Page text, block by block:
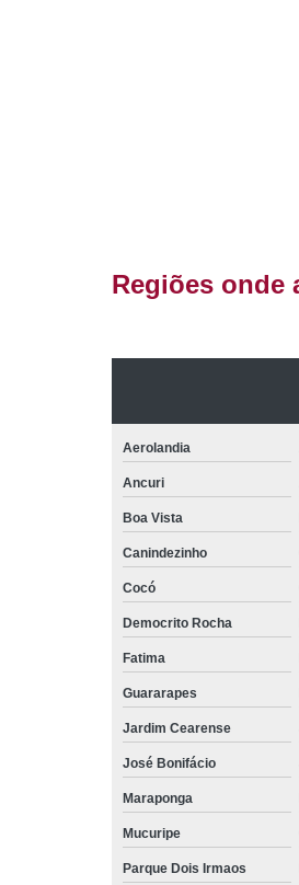
Regiões onde
Aerolandia
Ancuri
Boa Vista
Canindezinho
Cocó
Democrito Rocha
Fatima
Guararapes
Jardim Cearense
José Bonifácio
Maraponga
Mucuripe
Parque Dois Irmaos